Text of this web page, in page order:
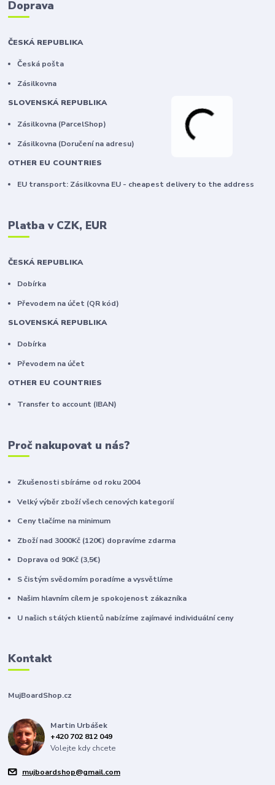
Doprava
ČESKÁ REPUBLIKA
Česká pošta
Zásilkovna
SLOVENSKÁ REPUBLIKA
Zásilkovna (ParcelShop)
Zásilkovna (Doručení na adresu)
OTHER EU COUNTRIES
EU transport: Zásilkovna EU - cheapest delivery to the address
Platba v CZK, EUR
ČESKÁ REPUBLIKA
Dobírka
Převodem na účet (QR kód)
SLOVENSKÁ REPUBLIKA
Dobírka
Převodem na účet
OTHER EU COUNTRIES
Transfer to account (IBAN)
Proč nakupovat u nás?
Zkušenosti sbíráme od roku 2004
Velký výběr zboží všech cenových kategorií
Ceny tlačíme na minimum
Zboží nad 3000Kč (120€) dopravíme zdarma
Doprava od 90Kč (3,5€)
S čistým svědomím poradíme a vysvětlíme
Našim hlavním cílem je spokojenost zákazníka
U našich stálých klientů nabízíme zajímavé individuální ceny
Kontakt
MujBoardShop.cz
Martin Urbášek
+420 702 812 049
Volejte kdy chcete
mujboardshop@gmail.com